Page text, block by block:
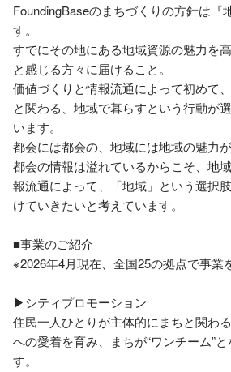
FoundingBaseのまちづくりの方針は『
す。
すでにその地にある地域資源の魅力を
と感じる方々に届けること。
価値づくりと情報流通によって初めて
と関わる、地域で暮らすという行動が
います。
都会には都会の、地域には地域の魅力
都会の情報は溢れているからこそ、地
報流通によって、「地域」という選択
けていきたいと考えています。
■事業のご紹介
※2026年4月現在、全国25の拠点で事業
▶シティプロモーション
住民一人ひとりが主体的にまちと関わ
への愛着を育み、まちが“ワンチーム”
す。